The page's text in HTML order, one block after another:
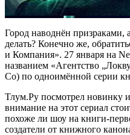
Город наводнён призраками,
делать? Конечно же,
и Компания». 27 января на
названием «Агентство
Co) по одноимённой серии
Тлум.Ру посмотрел новинку
внимание на этот сериал
похоже ли шоу на книги-
создатели от книжного